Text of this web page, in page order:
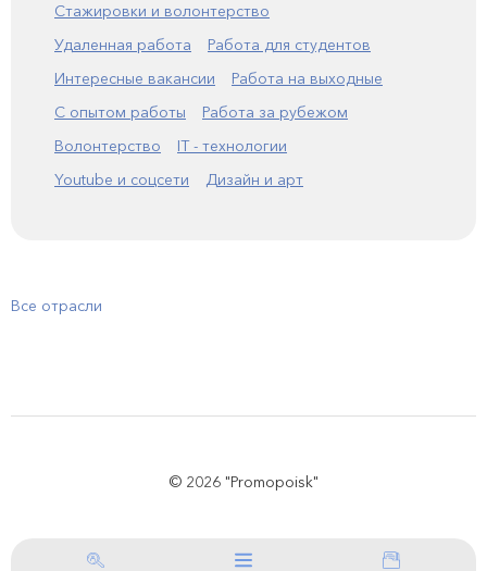
Стажировки и волонтерство
Удаленная работа
Работа для студентов
Интересные вакансии
Работа на выходные
С опытом работы
Работа за рубежом
Волонтерство
IT - технологии
Youtube и соцсети
Дизайн и арт
Все отрасли
© 2026 "Promopoisk"